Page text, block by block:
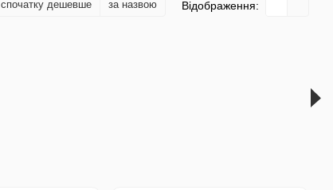
спочатку дешевше за назвою Відображення: